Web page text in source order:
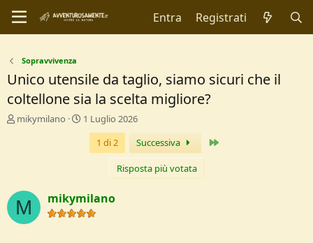
Entra Registrati
Sopravvivenza
Unico utensile da taglio, siamo sicuri che il
coltellone sia la scelta migliore?
C
r
e
D
mikymilano
D
I
n
i
1 Luglio 2026
1 di 2
Successiva
Risposta più votata
M mikymilano